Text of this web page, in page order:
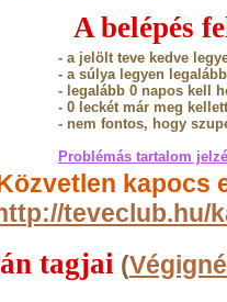
A belépés
- a jelölt teve kedve
- a súlya legyen
- legalább 0 napos kell
- 0 leckét már meg
- nem fontos, hogy
Problémás tartalom
kapocs
teveclub.hu/
tagjai (